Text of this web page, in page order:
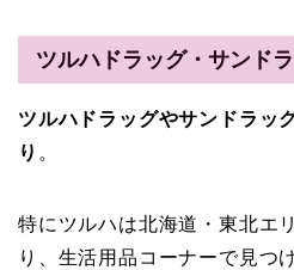
ツルハドラッグ・サンド
ツルハドラッグやサンドラッ
り 。
特にツルハは北海道・東北エ
り、生活用品コーナーで見つ